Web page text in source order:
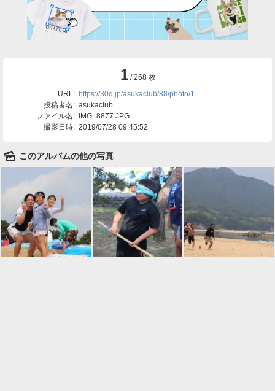
1/ 268 枚
URL: https://30d.jp/asukaclub/88/photo/1
投稿者名: asukaclub
ファイル名: IMG_8877.JPG
撮影日時: 2019/07/28 09:45:52
🌄 このアルバムの他の写真